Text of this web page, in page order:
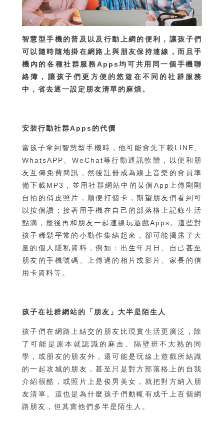
智慧型手機的普及以及行動上網的便利，讓孩子們
可以隨時隨地掛在網路上與朋友保持連線，而且手
機內的各種社群服務Apps均可共用同一個手機聯
絡簿，讓孩子們更方便的悠遊在不同的社群服務
中，省去逐一設定朋友清單的麻煩。
安裝行動社群Apps的代價
當孩子拿到智慧型手機時，他可能會先下載LINE、
WhatsAPP、WeChat等行動通訊軟體，以便和朋
友互傳免費簡訊，然後註冊成為線上音樂的會員準
備下載MP3，並用社群網站中的某個App上傳剛剛
自拍的俏皮照片，順便打個卡，期望朋友們看到可
以按個讚；接著用手機在自己的部落格上記錄生活
點滴，最後再和朋友一起連線玩遊戲Apps。這些對
孩子稀鬆平常的小動作集結起來，卻可能揭露了大
量的個人隱私資料，例如：出生年月日、自己甚至
朋友的手機號碼、上傳過的相片或影片、家長的信
用卡資料等。
孩子在社群網站的「朋友」大半是陌生人
孩子們在網路上結交的朋友比現實生活更廣泛，除
了可能是原本就認識的麻吉、隔壁班不大熟的同
學，或朋友的朋友外，還可能是玩線上遊戲所結識
的一起攻城的朋友，甚至只是對方部落格上的自我
介紹很酷，或照片上是俊男美女，就把對方納入朋
友清單。這也是為什麼孩子們動輒有成千上百個網
路朋友，但其實他們多半是陌生人。